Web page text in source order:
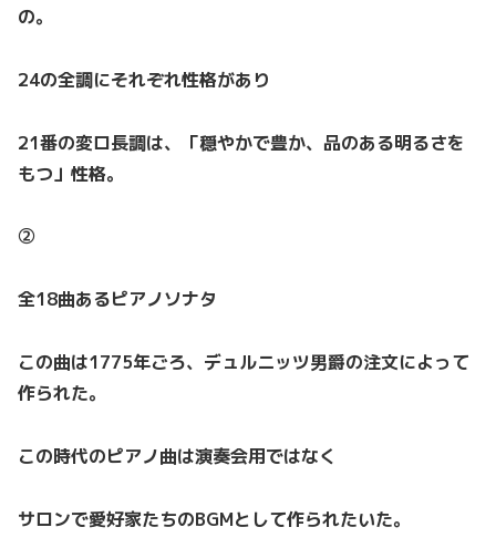
の。
24の全調にそれぞれ性格があり
21番の変ロ長調は、「穏やかで豊か、品のある明るさを
もつ」性格。
②
全18曲あるピアノソナタ
この曲は1775年ごろ、デュルニッツ男爵の注文によって
作られた。
この時代のピアノ曲は演奏会用ではなく
サロンで愛好家たちのBGMとして作られたいた。